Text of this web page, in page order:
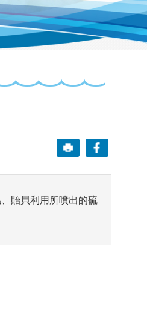
貽貝利用所噴出的硫